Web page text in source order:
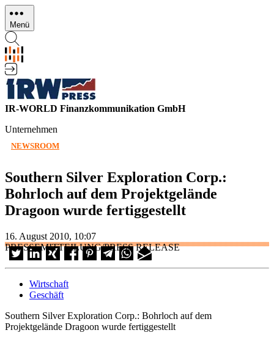
Direkt
zum
Inhalt
Menü
IR-WORLD Finanzkommunikation GmbH
Unternehmen
NEWSROOM
Southern Silver Exploration Corp.:
Bohrloch auf dem Projektgelände
Dragoon wurde fertiggestellt
16. August 2010, 10:07
PRESSEMITTEILUNG/PRESS RELEASE
Wirtschaft
Geschäft
Southern Silver Exploration Corp.: Bohrloch auf dem
Projektgelände Dragoon wurde fertiggestellt